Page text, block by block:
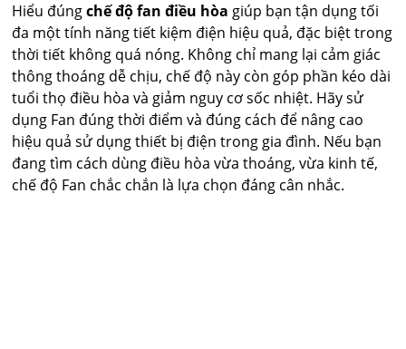
Hiểu đúngchế độ fan điều hòa giúp bạn tận dụng tối
đa một tính năng tiết kiệm điện hiệu quả, đặc biệt trong
thời tiết không quá nóng. Không chỉ mang lại cảm giác
thông thoáng dễ chịu, chế độ này còn góp phần kéo dài
tuổi thọ điều hòa và giảm nguy cơ sốc nhiệt. Hãy sử
dụng Fan đúng thời điểm và đúng cách để nâng cao
hiệu quả sử dụng thiết bị điện trong gia đình. Nếu bạn
đang tìm cách dùng điều hòa vừa thoáng, vừa kinh tế,
chế độ Fan chắc chắn là lựa chọn đáng cân nhắc.